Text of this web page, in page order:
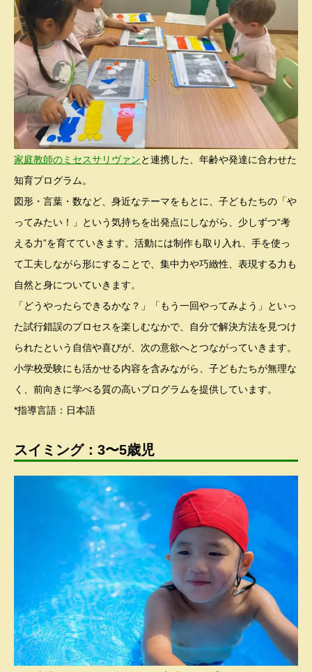
家庭教師のミセスサリヴァンと連携した、年齢や発達に合わせた
知育プログラム。
図形・言葉・数など、身近なテーマをもとに、子どもたちの「や
ってみたい！」という気持ちを出発点にしながら、少しずつ“考
える力”を育てていきます。活動には制作も取り入れ、手を使っ
て工夫しながら形にすることで、集中力や巧緻性、表現する力も
自然と身についていきます。
「どうやったらできるかな？」「もう一回やってみよう」といっ
た試行錯誤のプロセスを楽しむなかで、自分で解決方法を見つけ
られたという自信や喜びが、次の意欲へとつながっていきます。
小学校受験にも活かせる内容を含みながら、子どもたちが無理な
く、前向きに学べる質の高いプログラムを提供しています。
*指導言語：日本語
スイミング：3〜5歳児